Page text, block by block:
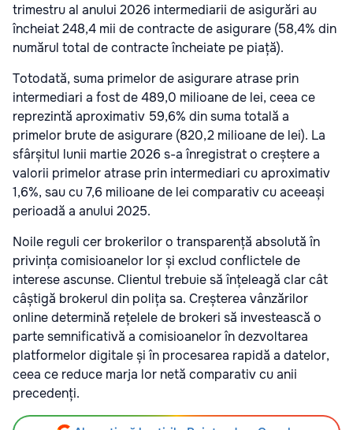
trimestru al anului 2026 intermediarii de asigurări au
încheiat 248,4 mii de contracte de asigurare (58,4% din
numărul total de contracte încheiate pe piață).
Totodată, suma primelor de asigurare atrase prin
intermediari a fost de 489,0 milioane de lei, ceea ce
reprezintă aproximativ 59,6% din suma totală a
primelor brute de asigurare (820,2 milioane de lei). La
sfârșitul lunii martie 2026 s-a înregistrat o creștere a
valorii primelor atrase prin intermediari cu aproximativ
1,6%, sau cu 7,6 milioane de lei comparativ cu aceeași
perioadă a anului 2025.
Noile reguli cer brokerilor o transparență absolută în
privința comisioanelor lor și exclud conflictele de
interese ascunse. Clientul trebuie să înțeleagă clar cât
câștigă brokerul din polița sa. Creșterea vânzărilor
online determină rețelele de brokeri să investească o
parte semnificativă a comisioanelor în dezvoltarea
platformelor digitale și în procesarea rapidă a datelor,
ceea ce reduce marja lor netă comparativ cu anii
precedenți.